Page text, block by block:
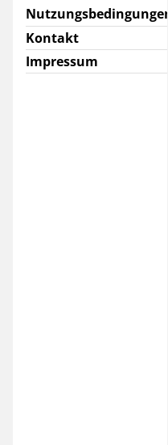
Nutzungsbedingungen
Kontakt
Impressum